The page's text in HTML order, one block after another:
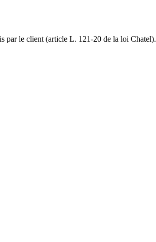
par le client (article L. 121-20 de la loi Chatel).